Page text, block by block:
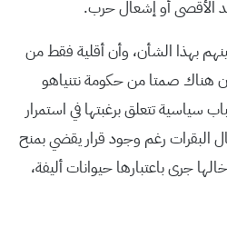
الأقصى أو إشعال حرب.
بهذا الشأن، وأن أقلية فقط من
هناك صمتا من حكومة نتنياهو
سياسية تتعلق برغبتها في استمرار
البقرات رغم وجود قرار يقضي بمنح
جرى باعتبارها حيوانات أليفة،